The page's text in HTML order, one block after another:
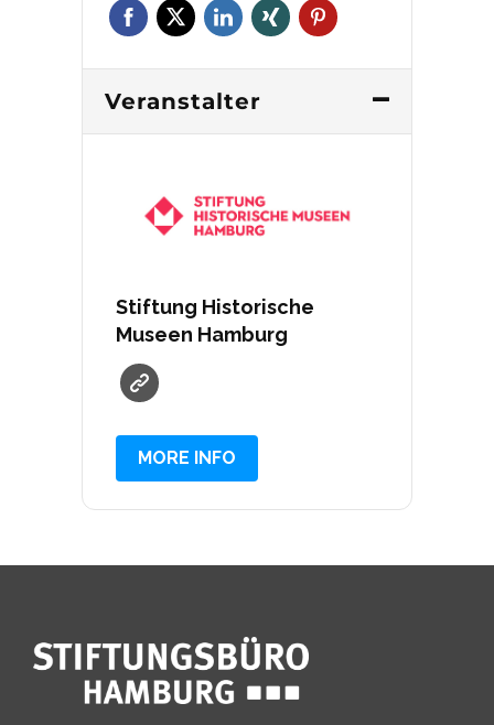
Veranstalter
Stiftung Historische
Museen Hamburg
MORE INFO